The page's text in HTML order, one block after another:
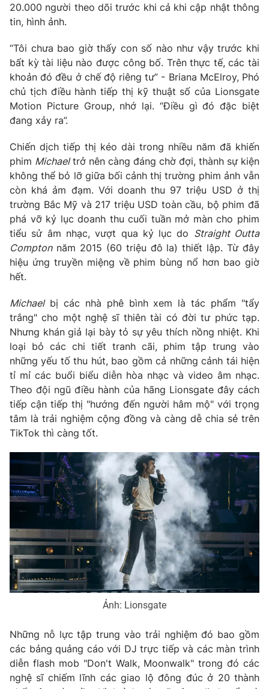
Cơ quan chủ quản:Đài Truyền hình Việt Nam
Cơ quan báo chí:
Giấy phép hoạt động báo in và báo điện tử số 483/GP-BTTTT
cấp ngày 29/12/2023
Tổng Biên tập:
Vũ Thanh Thủy
Phó Tổng Biên tập:Nguyễn Thị Mỹ Hạnh, Phạm Quốc Thắng,
Nguyễn Trọng Ninh
Tổng đài VTV:024.38 355 931 - 024.38 355 932
Email:toasoan@vtv.vn
Liên hệ quảng cáo: 024-7300.7108
® Cấm sao chép dưới mọi hình thức nếu không có sự chấp
thuận bằng văn bản. Ghi rõ nguồn VTV.vn khi phát hành lại
thông tin từ website này.
20.000 người theo dõi trước khi cả khi cập nhật thông
tin, hình ảnh.
“Tôi chưa bao giờ thấy con số nào như vậy trước khi
bất kỳ tài liệu nào được công bố. Trên thực tế, các tài
khoản đó đều ở chế độ riêng tư” - Briana McElroy, Phó
chủ tịch điều hành tiếp thị kỹ thuật số của Lionsgate
Motion Picture Group, nhớ lại. “Điều gì đó đặc biệt
đang xảy ra”.
Chiến dịch tiếp thị kéo dài trong nhiều năm đã khiến
phim Michaeltrở nên càng đáng chờ đợi, thành sự kiện
không thể bỏ lỡ giữa bối cảnh thị trường phim ảnh vẫn
còn khá ảm đạm. Với doanh thu 97 triệu USD ở thị
trường Bắc Mỹ và 217 triệu USD toàn cầu, bộ phim đã
phá vỡ kỷ lục doanh thu cuối tuần mở màn cho phim
tiểu sử âm nhạc, vượt qua kỷ lục do Straight Outta
Comptonnăm 2015 (60 triệu đô la) thiết lập. Từ đây
hiệu ứng truyền miệng về phim bùng nổ hơn bao giờ
hết.
Michaelbị các nhà phê bình xem là tác phẩm "tẩy
trắng" cho một nghệ sĩ thiên tài có đời tư phức tạp.
Nhưng khán giả lại bày tỏ sự yêu thích nồng nhiệt. Khi
loại bỏ các chi tiết tranh cãi, phim tập trung vào
những yếu tố thu hút, bao gồm cả những cảnh tái hiện
tỉ mỉ các buổi biểu diễn hòa nhạc và video âm nhạc.
Theo đội ngũ điều hành của hãng Lionsgate đây cách
tiếp cận tiếp thị "hướng đến người hâm mộ" với trọng
tâm là trải nghiệm cộng đồng và càng dễ chia sẻ trên
TikTok thì càng tốt.
Ảnh: Lionsgate
Những nỗ lực tập trung vào trải nghiệm đó bao gồm
các bảng quảng cáo với DJ trực tiếp và các màn trình
diễn flash mob "Don't Walk, Moonwalk" trong đó các
nghệ sĩ chiếm lĩnh các giao lộ đông đúc ở 20 thành